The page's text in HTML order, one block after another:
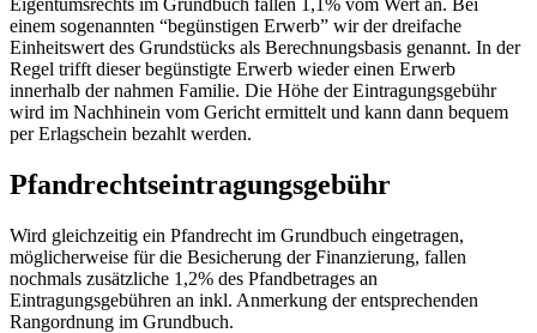
Eigentumsrechts im Grundbuch fallen 1,1% vom Wert an. Bei
einem sogenannten “begünstigen Erwerb” wir der dreifache
Einheitswert des Grundstücks als Berechnungsbasis genannt. In der
Regel trifft dieser begünstigte Erwerb wieder einen Erwerb
innerhalb der nahmen Familie. Die Höhe der Eintragungsgebühr
wird im Nachhinein vom Gericht ermittelt und kann dann bequem
per Erlagschein bezahlt werden.
Pfandrechtseintragungsgebühr
Wird gleichzeitig ein Pfandrecht im Grundbuch eingetragen,
möglicherweise für die Besicherung der Finanzierung, fallen
nochmals zusätzliche 1,2% des Pfandbetrages an
Eintragungsgebühren an inkl. Anmerkung der entsprechenden
Rangordnung im Grundbuch.